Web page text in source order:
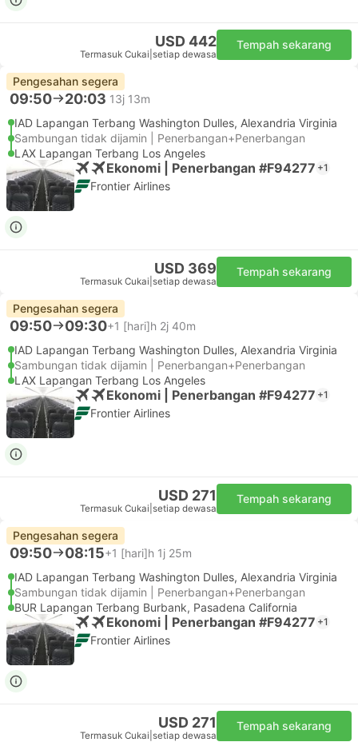
USD 442
Termasuk Cukai setiap dewasa
Tempah sekarang
Pengesahan segera
09:50 20:03 13j 13m
IAD Lapangan Terbang Washington Dulles, Alexandria Virginia
Sambungan tidak dijamin | Penerbangan+Penerbangan
LAX Lapangan Terbang Los Angeles
Ekonomi | Penerbangan #F94277 +1
Frontier Airlines
USD 369
Termasuk Cukai setiap dewasa
Tempah sekarang
Pengesahan segera
09:50 09:30+1 [hari]h 2j 40m
IAD Lapangan Terbang Washington Dulles, Alexandria Virginia
Sambungan tidak dijamin | Penerbangan+Penerbangan
LAX Lapangan Terbang Los Angeles
Ekonomi | Penerbangan #F94277 +1
Frontier Airlines
USD 271
Termasuk Cukai setiap dewasa
Tempah sekarang
Pengesahan segera
09:50 08:15+1 [hari]h 1j 25m
IAD Lapangan Terbang Washington Dulles, Alexandria Virginia
Sambungan tidak dijamin | Penerbangan+Penerbangan
BUR Lapangan Terbang Burbank, Pasadena California
Ekonomi | Penerbangan #F94277 +1
Frontier Airlines
USD 271
Termasuk Cukai setiap dewasa
Tempah sekarang